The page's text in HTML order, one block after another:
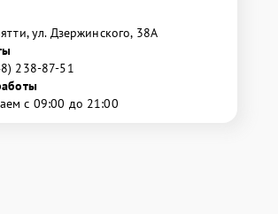
ул. Дзержинского, 38А
238-87-51
с 09:00 до 21:00